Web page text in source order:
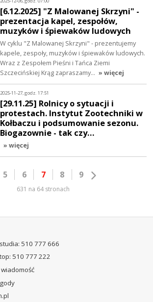
[6.12.2025] "Z Malowanej Skrzyni" -
prezentacja kapel, zespołów,
muzyków i śpiewaków ludowych
W cyklu "Z Malowanej Skrzyni" - prezentujemy
kapele, zespoły, muzyków i śpiewaków ludowych.
Wraz z Zespołem Pieśni i Tańca Ziemi
Szczecińskiej Krąg zapraszamy… » więcej
2025-11-27, godz. 17:51
[29.11.25] Rolnicy o sytuacji i
protestach. Instytut Zootechniki w
Kołbaczu i podsumowanie sezonu.
Biogazownie - tak czy…
» więcej
5 6 7 8 9
631 na 64 stronach
510 777 666
510 777 222